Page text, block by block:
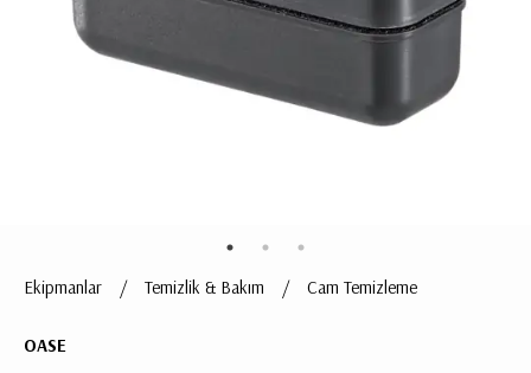
ÜRÜN
Ekipmanlar / Temizlik & Bakım / Cam Temizleme
OASE